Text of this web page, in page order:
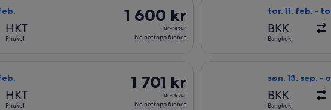
5
timer
HKT
Phuket
1 600 kr
Tur-
retur,
funnet
1 600 kr
Tur-retur
ble nettopp funnet
tor. 11. feb. -
BKK
Bangkok
HKT
Phuket
1 701 kr
Tur-
retur,
1 701 kr
Tur-retur
ble nettopp funnet
søn. 13. sep. -
BKK
Bangkok